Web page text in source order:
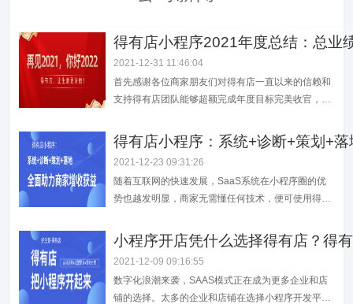
得有店小程序2021年度总结：总业
2021-12-31 11:46:04
首先感谢各位商家朋友们对得有店一直以来的信赖和
支持得有店团队能够超额完成年度目标完美收官，离
品和服务让所有经营者都能够普遍使用互联网工具创
造价值选择得有店让生意更好做！2022，我们将再接
再厉，砥砺前行为您提供更优质的产品和服务！预祝
大家元旦快乐！
得有店小程序：系统+诊断+策划+
2021-12-23 09:31:26
随着互联网的快速发展，SaaS系统在小程序圈的优
势也越发明显，商家无需懂任何技术，便可使用得有
景。得有店专注SaaS系统近五年，在同业SaaS服务
领域占领一席之地，近14年的互联网经验，凭实力帮
助企业做好店铺上线运营。得有店近200项电商工
具，满足中小微企业经营过程中的所...
小程序开店凭什么选择得有店？得
2021-12-09 09:16:55
数字化浪潮来袭，SAAS模式正在成为更多企业和店
铺的选择。太多的企业和店铺在选择小程序开发平台